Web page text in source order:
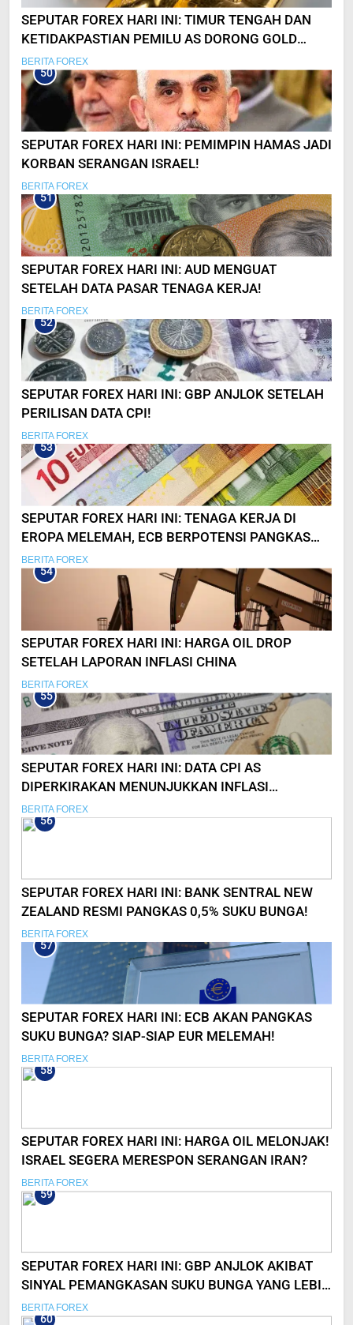
SEPUTAR FOREX HARI INI: TIMUR TENGAH DAN
KETIDAKPASTIAN PEMILU AS DORONG GOLD
CAPAI ATH LAGI!
BERITA FOREX
50
SEPUTAR FOREX HARI INI: PEMIMPIN HAMAS JADI
KORBAN SERANGAN ISRAEL!
BERITA FOREX
51
SEPUTAR FOREX HARI INI: AUD MENGUAT
SETELAH DATA PASAR TENAGA KERJA!
BERITA FOREX
52
SEPUTAR FOREX HARI INI: GBP ANJLOK SETELAH
PERILISAN DATA CPI!
BERITA FOREX
53
SEPUTAR FOREX HARI INI: TENAGA KERJA DI
EROPA MELEMAH, ECB BERPOTENSI PANGKAS
SUKU BUNGA LEBIH CEPAT!
BERITA FOREX
54
SEPUTAR FOREX HARI INI: HARGA OIL DROP
SETELAH LAPORAN INFLASI CHINA
BERITA FOREX
55
SEPUTAR FOREX HARI INI: DATA CPI AS
DIPERKIRAKAN MENUNJUKKAN INFLASI
MELAMBAT!
BERITA FOREX
56
SEPUTAR FOREX HARI INI: BANK SENTRAL NEW
ZEALAND RESMI PANGKAS 0,5% SUKU BUNGA!
BERITA FOREX
57
SEPUTAR FOREX HARI INI: ECB AKAN PANGKAS
SUKU BUNGA? SIAP-SIAP EUR MELEMAH!
BERITA FOREX
58
SEPUTAR FOREX HARI INI: HARGA OIL MELONJAK!
ISRAEL SEGERA MERESPON SERANGAN IRAN?
BERITA FOREX
59
SEPUTAR FOREX HARI INI: GBP ANJLOK AKIBAT
SINYAL PEMANGKASAN SUKU BUNGA YANG LEBIH
AGRESIF!
BERITA FOREX
60